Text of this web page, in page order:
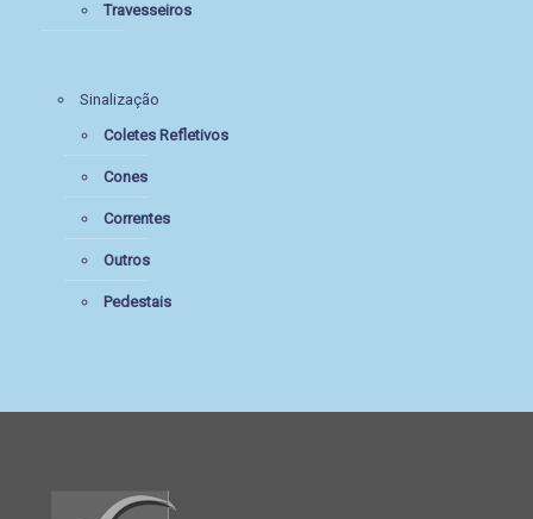
Travesseiros
Sinalização
Coletes Refletivos
Cones
Correntes
Outros
Pedestais